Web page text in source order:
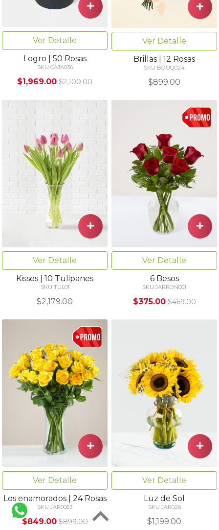
Ver Detalle
Logro | 50 Rosas
SKU CAJA036
$1,969.00 $2,100.00
Ver Detalle
Brillas | 12 Rosas
SKU BOUQ024
$899.00
Ver Detalle
Kisses | 10 Tulipanes
SKU TUL01
$2,179.00
Ver Detalle
6 Besos
SKU JARRON001
$375.00 $469.00
Ver Detalle
Los enamorados | 24 Rosas
SKU JAR0063
$849.00 $899.00
Ver Detalle
Luz de Sol
SKU JAR026
$1,199.00